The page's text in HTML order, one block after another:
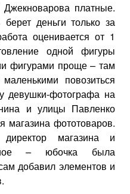
платные.
деньги только за
оценивается от 1
одной фигуры
фигурами проще – там
повозиться
девушки-фотографа на
и улицы Павленко
магазина фототоваров.
магазина и
– юбочка была
добавил элементов и